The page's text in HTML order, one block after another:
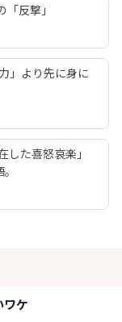
反撃」
」より先に身に
した喜怒哀楽」
ワケ